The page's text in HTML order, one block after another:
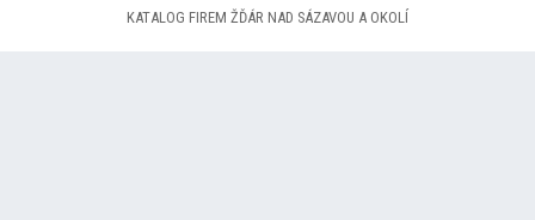
KATALOG FIREM ŽĎÁR NAD SÁZAVOU A OKOLÍ